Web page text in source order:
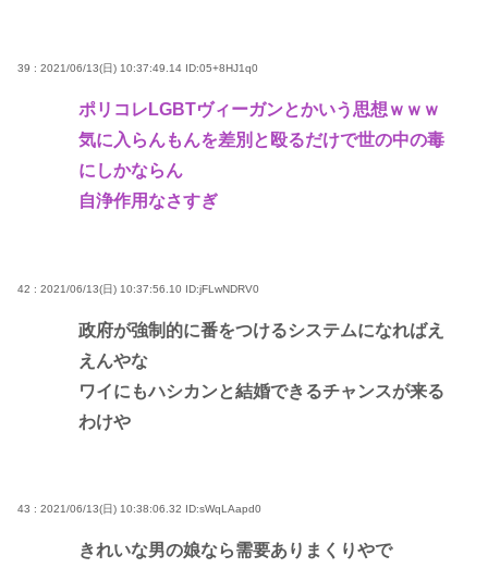
39 : 2021/06/13(日) 10:37:49.14 ID:05+8HJ1q0
ポリコレLGBTヴィーガンとかいう思想ｗｗｗ
気に入らんもんを差別と殴るだけで世の中の毒
にしかならん
自浄作用なさすぎ
42 : 2021/06/13(日) 10:37:56.10 ID:jFLwNDRV0
政府が強制的に番をつけるシステムになればえ
えんやな
ワイにもハシカンと結婚できるチャンスが来る
わけや
43 : 2021/06/13(日) 10:38:06.32 ID:sWqLAapd0
きれいな男の娘なら需要ありまくりやで